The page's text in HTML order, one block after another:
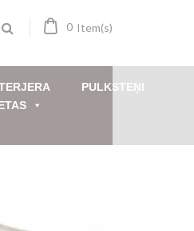
0 Item(s)
PULKSTEŅI